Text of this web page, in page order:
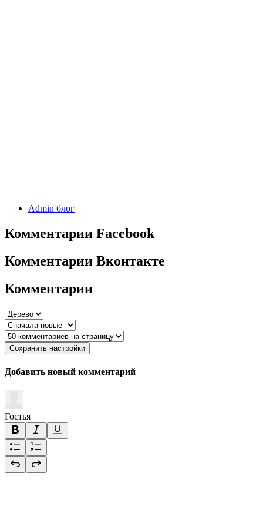
Admin блог
Комментарии Facebook
Комментарии Вконтакте
Комментарии
Сохранить настройки
Добавить новый комментарий
Гостья